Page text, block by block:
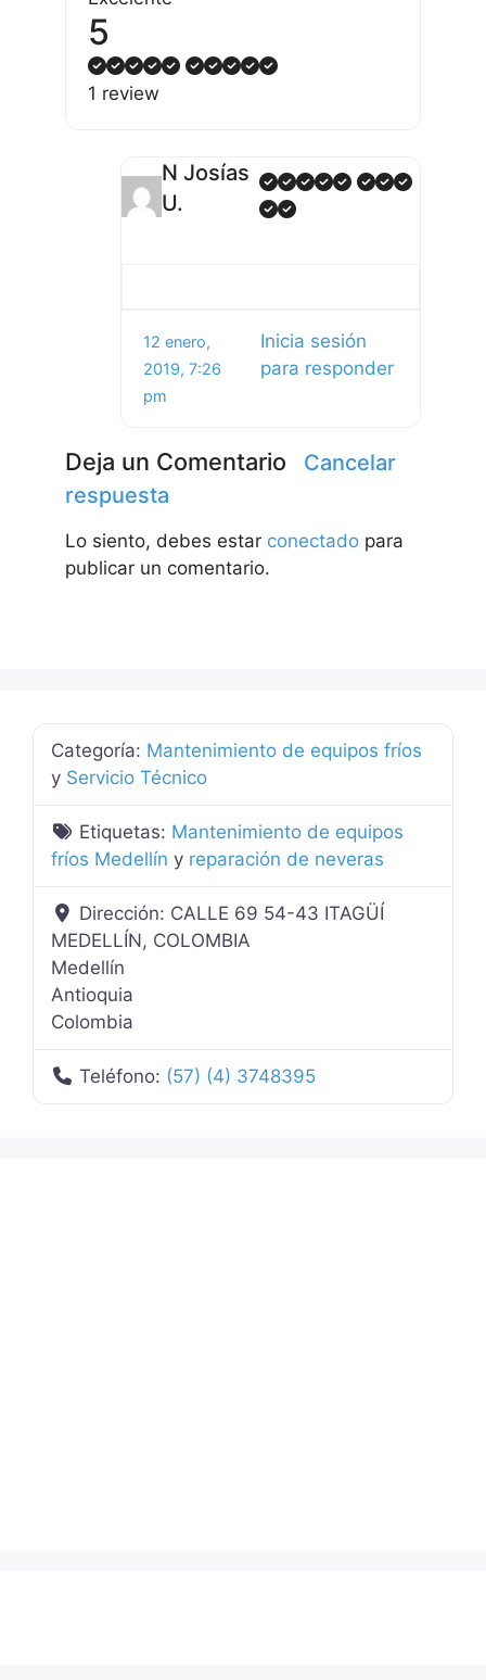
5
1 review
N Josías
U.
12 enero,
2019, 7:26
pm
Inicia sesión
para responder
Deja un Comentario
Cancelar
respuesta
Lo siento, debes estar conectado para
publicar un comentario.
Categoría: Mantenimiento de equipos fríos
y Servicio Técnico
Etiquetas: Mantenimiento de equipos
fríos Medellín y reparación de neveras
Dirección: CALLE 69 54-43 ITAGÜÍ
MEDELLÍN, COLOMBIA
Medellín
Antioquia
Colombia
Teléfono: (57) (4) 3748395